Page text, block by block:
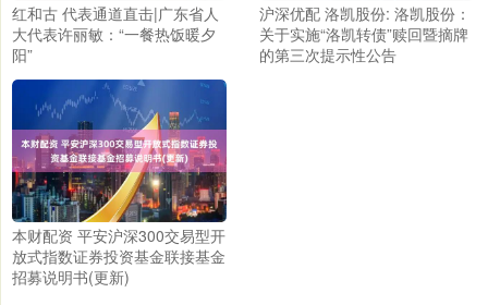
红和古 代表通道直击|广东省人
大代表许丽敏：“一餐热饭暖夕
阳”
沪深优配 洛凯股份: 洛凯股份：
关于实施“洛凯转债”赎回暨摘牌
的第三次提示性公告
本财配资 平安沪深300交易型开
放式指数证券投资基金联接基金
招募说明书(更新)